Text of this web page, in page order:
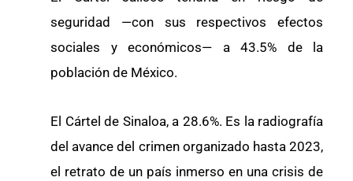
seguridad —con sus respectivos efectos
sociales y económicos— a 43.5% de la
población de México.
El Cártel de Sinaloa, a 28.6%. Es la radiografía
del avance del crimen organizado hasta 2023,
el retrato de un país inmerso en una crisis de